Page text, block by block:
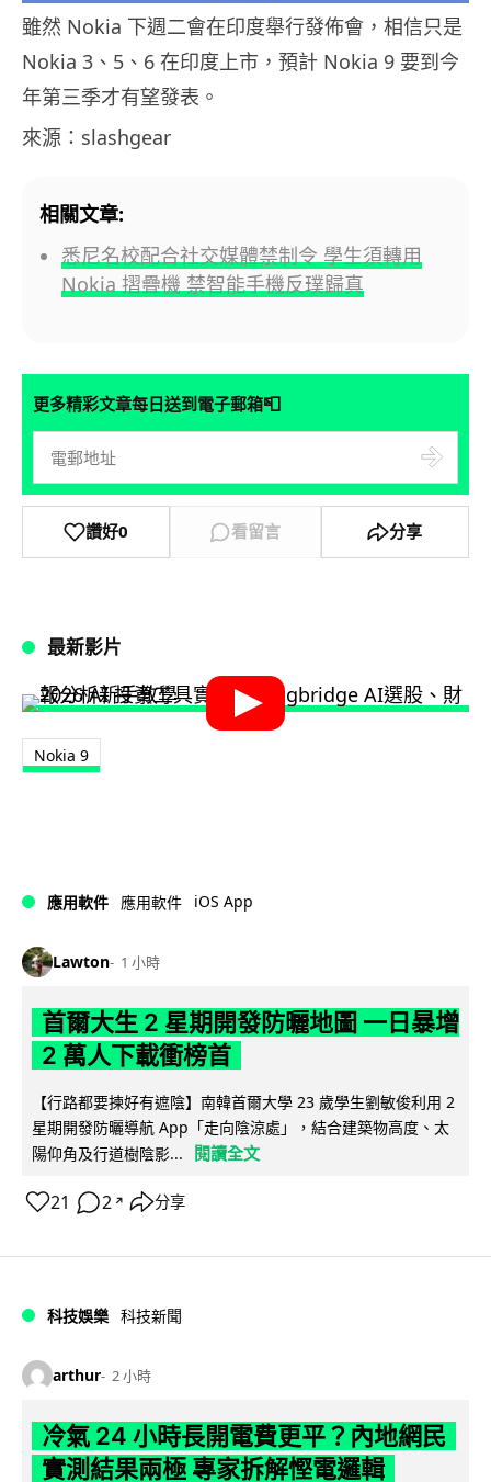
雖然 Nokia 下週二會在印度舉行發佈會，相信只是
Nokia 3、5、6 在印度上市，預計 Nokia 9 要到今
年第三季才有望發表。
來源：slashgear
相關文章:
悉尼名校配合社交媒體禁制令 學生須轉用
Nokia 摺疊機 禁智能手機反璞歸真
更多精彩文章每日送到電子郵箱📮
讚好0 看留言 分享
最新影片
Nokia 9
應用軟件 應用軟件 iOS App
Lawton 1 小時
首爾大生 2 星期開發防曬地圖 一日暴增
2 萬人下載衝榜首
【行路都要揀好有遮陰】南韓首爾大學 23 歲學生劉敏俊利用 2
星期開發防曬導航 App「走向陰涼處」，結合建築物高度、太
陽仰角及行道樹陰影...
閱讀全文
21 2 ↗ 分享
科技娛樂 科技新聞
arthur 2 小時
冷氣 24 小時長開電費更平？內地網民
實測結果兩極 專家拆解慳電邏輯